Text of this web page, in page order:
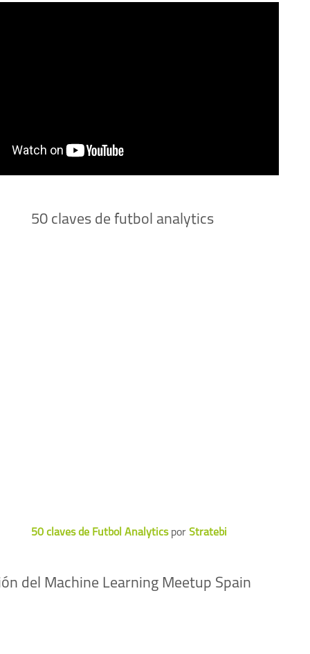
50 claves de futbol analytics
50 claves de Futbol Analytics por Stratebi
del Machine Learning Meetup Spain